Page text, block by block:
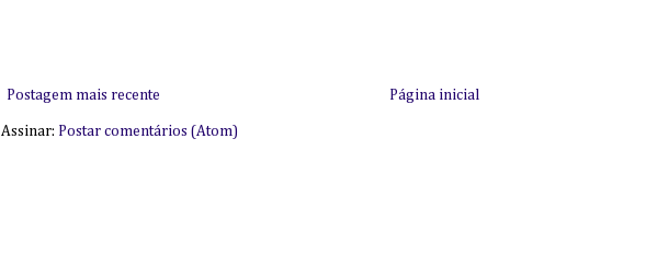
Postagem mais recente Página inicial
Assinar: Postar comentários (Atom)